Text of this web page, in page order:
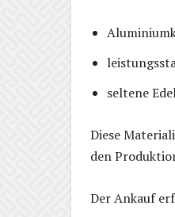
seltene
Diese
den
Der Ankauf